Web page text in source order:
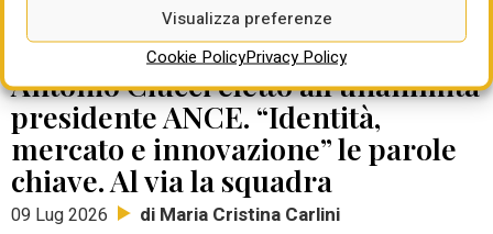
Visualizza preferenze
Cookie PolicyPrivacy Policy
ASSOCIAZIONE NAZIONALE COSTRUTTORI EDILI
Antonio Ciucci eletto all’unanimità
presidente ANCE. “Identità,
mercato e innovazione” le parole
chiave. Al via la squadra
09 Lug 2026 di Maria Cristina Carlini